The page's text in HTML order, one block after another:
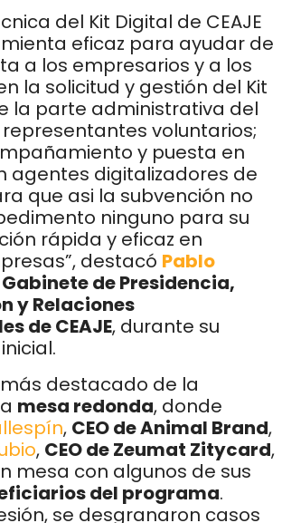
del Kit Digital de CEAJE
eficaz para ayudar de
a los empresarios y a los
la solicitud y gestión del Kit
la parte administrativa del
voluntarios;
y puesta en
agentes digitalizadores de
que asi la subvención no
ninguno para su
rápida y eficaz en
destacó Pablo
Gabinete de Presidencia,
y Relaciones
de CEAJE, durante su
destacado de la
mesa redonda, donde
, CEO de Animal Brand,
, CEO de Zeumat Zitycard,
mesa con algunos de sus
del programa.
se desgranaron casos